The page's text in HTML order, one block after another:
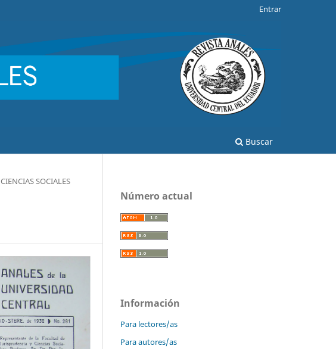
Buscar
Entrar
CIENCIAS SOCIALES
Número actual
Información
Para lectores/as
Para autores/as